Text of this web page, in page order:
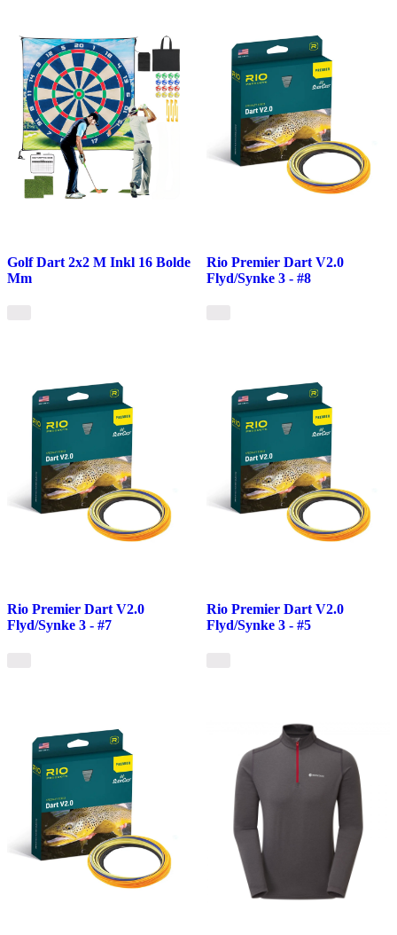
Golf Dart 2x2 M Inkl 16 Bolde
Mm
Rio Premier Dart V2.0
Flyd/Synke 3 - #8
Rio Premier Dart V2.0
Flyd/Synke 3 - #7
Rio Premier Dart V2.0
Flyd/Synke 3 - #5